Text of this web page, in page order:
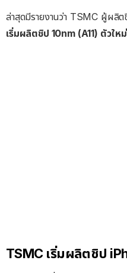
ล่าสุดมีรายงานว่า TSMC ผู้ผลิ
เริ่มผลิตชิป 10nm (A11) ตัวให
TSMC เริ่มผลิตชิป